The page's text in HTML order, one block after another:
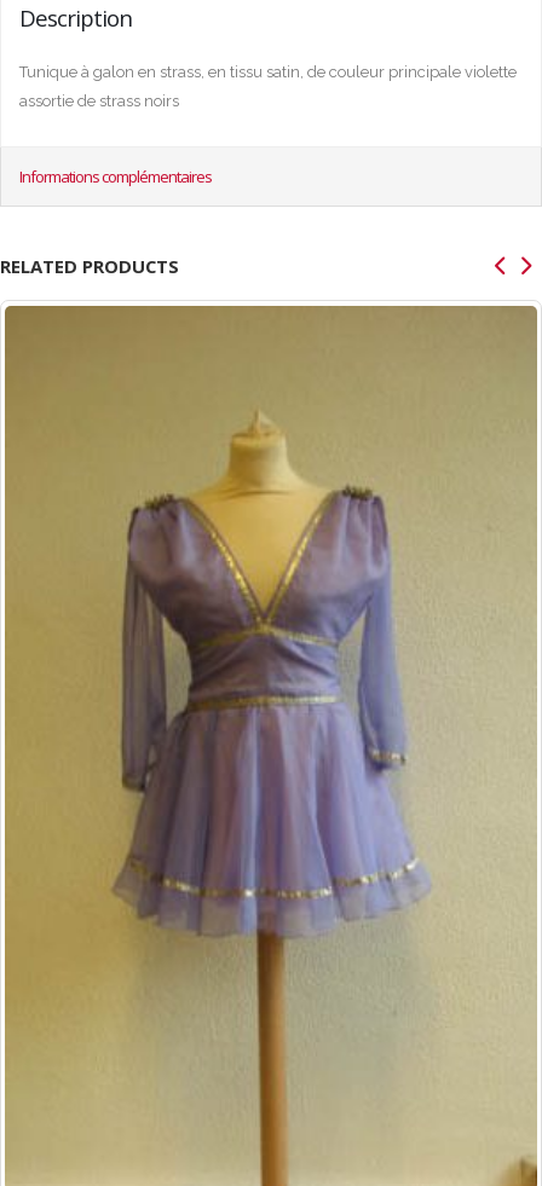
Description
Tunique à galon en strass, en tissu satin, de couleur principale violette
assortie de strass noirs
Informations complémentaires
RELATED PRODUCTS